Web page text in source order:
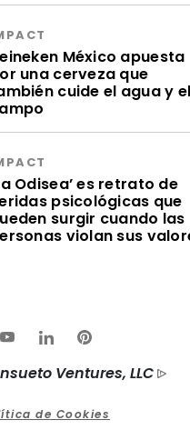
México apuesta
una cerveza que
cuide el agua y el
Odisea’ es retrato de
psicológicas que
surgir cuando las
violan sus
Ventures, LLC
de Cookies